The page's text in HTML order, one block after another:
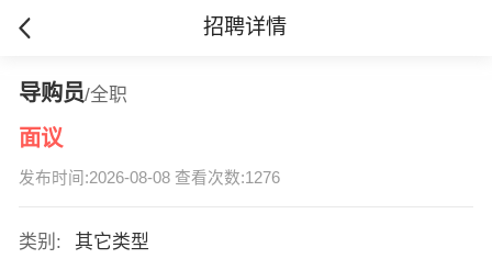
招聘详情
导购员/全职
面议
发布时间:2026-08-08 查看次数:1276
类别:
其它类型